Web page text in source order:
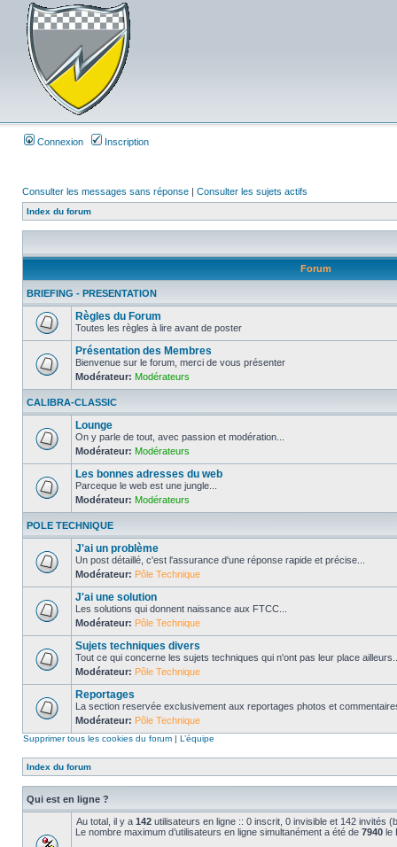
Connexion Inscription
Consulter les messages sans réponse | Consulter les sujets actifs
Index du forum
Forum
BRIEFING - PRESENTATION
Règles du Forum
Toutes les règles à lire avant de poster
Présentation des Membres
Bienvenue sur le forum, merci de vous présenter
Modérateur: Modérateurs
CALIBRA-CLASSIC
Lounge
On y parle de tout, avec passion et modération...
Modérateur: Modérateurs
Les bonnes adresses du web
Parceque le web est une jungle...
Modérateur: Modérateurs
POLE TECHNIQUE
J'ai un problème
Un post détaillé, c'est l'assurance d'une réponse rapide et précise...
Modérateur: Pôle Technique
J'ai une solution
Les solutions qui donnent naissance aux FTCC...
Modérateur: Pôle Technique
Sujets techniques divers
Tout ce qui concerne les sujets techniques qui n'ont pas leur place
Modérateur: Pôle Technique
Reportages
La section reservée exclusivement aux reportages photos et
Modérateur: Pôle Technique
Supprimer tous les cookies du forum | L’équipe
Index du forum
Qui est en ligne ?
Au total, il y a 142 utilisateurs en ligne :: 0 inscrit, 0 invisible et 142 invités
Le nombre maximum d’utilisateurs en ligne simultanément a été de 7940 le